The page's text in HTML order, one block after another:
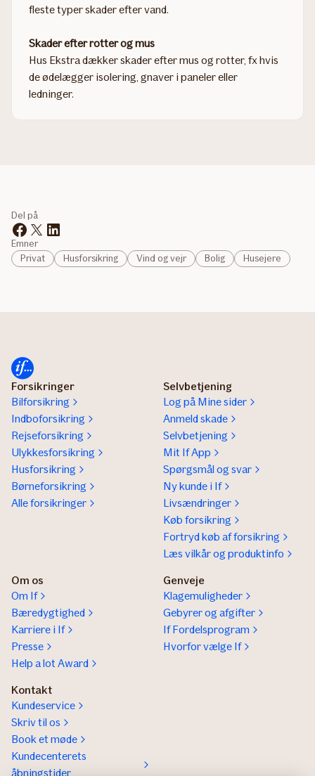
fleste typer skader efter vand.
Skader efter rotter og mus
Hus Ekstra dækker skader efter mus og rotter, fx hvis
de ødelægger isolering, gnaver i paneler eller
ledninger.
Del på
Emner
Privat
Husforsikring Vind og vejr Bolig Husejere
Forsikringer
Bilforsikring
Indboforsikring
Rejseforsikring
Ulykkesforsikring
Husforsikring
Børneforsikring
Alle forsikringer
Selvbetjening
Log på Mine sider
Anmeld skade
Selvbetjening
Mit If App
Spørgsmål og svar
Ny kunde i If
Livsændringer
Køb forsikring
Fortryd køb af forsikring
Læs vilkår og produktinfo
Om os
Om If
Bæredygtighed
Karriere i If
Presse
Help a lot Award
Genveje
Klagemuligheder
Gebyrer og afgifter
If Fordelsprogram
Hvorfor vælge If
Kontakt
Kundeservice
Skriv til os
Book et møde
Kundecenterets
åbningstider